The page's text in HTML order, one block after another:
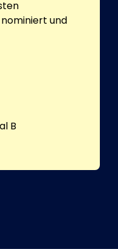
und
B